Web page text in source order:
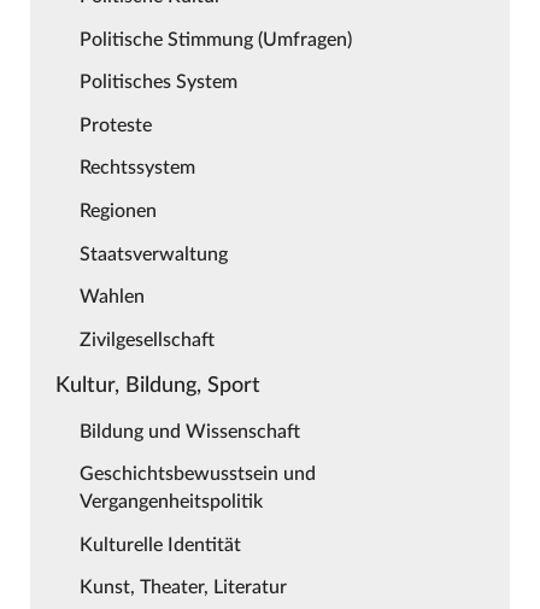
Politische Stimmung (Umfragen)
Politisches System
Proteste
Rechtssystem
Regionen
Staatsverwaltung
Wahlen
Zivilgesellschaft
Kultur, Bildung, Sport
Bildung und Wissenschaft
Geschichtsbewusstsein und
Vergangenheitspolitik
Kulturelle Identität
Kunst, Theater, Literatur